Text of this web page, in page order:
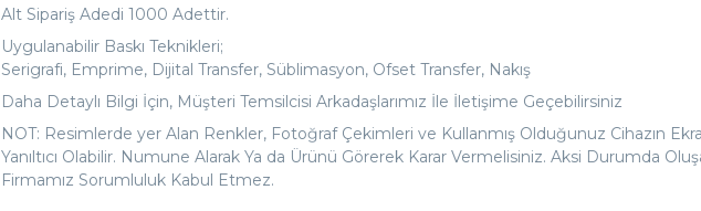
Alt Sipariş Adedi 1000 Adettir.
Uygulanabilir Baskı Teknikleri;
Serigrafi, Emprime, Dijital Transfer, Süblimasyon, Ofset Transfer, Nakış
Daha Detaylı Bilgi İçin, Müşteri Temsilcisi Arkadaşlarımız İle İletişime Geçebilirsiniz
NOT: Resimlerde yer Alan Renkler, Fotoğraf Çekimleri ve Kullanmış Olduğunuz Cihazın
Yanıltıcı Olabilir. Numune Alarak Ya da Ürünü Görerek Karar Vermelisiniz. Aksi Durumda
Firmamız Sorumluluk Kabul Etmez.